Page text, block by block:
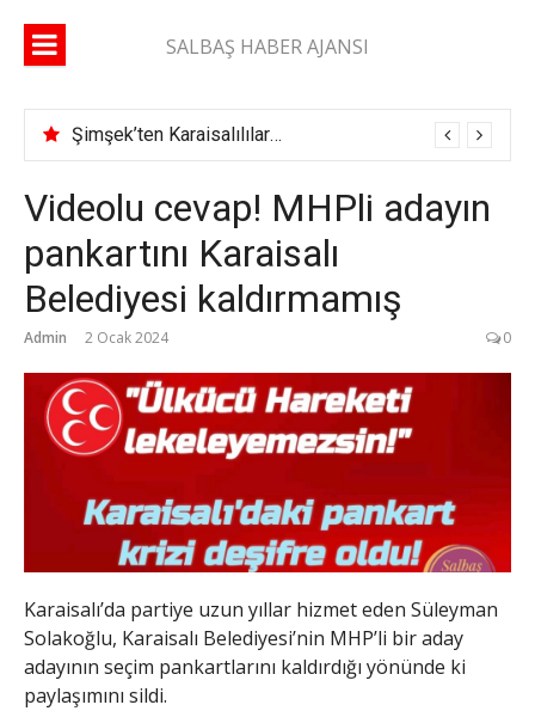
SALBAŞ HABER AJANSI
Şimşek’ten Karaisalılılara çağrı: “Yüzde 10’unuz gelse daha çok çok hizmet alırız”
Videolu cevap! MHPli adayın
pankartını Karaisalı
Belediyesi kaldırmamış
Admin 2 Ocak 2024 0
Karaisalı’da partiye uzun yıllar hizmet eden Süleyman
Solakoğlu, Karaisalı Belediyesi’nin MHP’li bir aday
adayının seçim pankartlarını kaldırdığı yönünde ki
paylaşımını sildi.